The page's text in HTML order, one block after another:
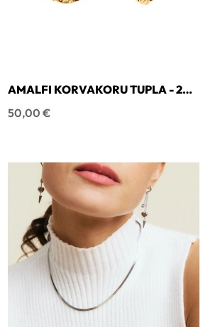
AMALFI KORVAKORU TUPLA - 2
VÄRIÄ!
Hinta
50,00 €